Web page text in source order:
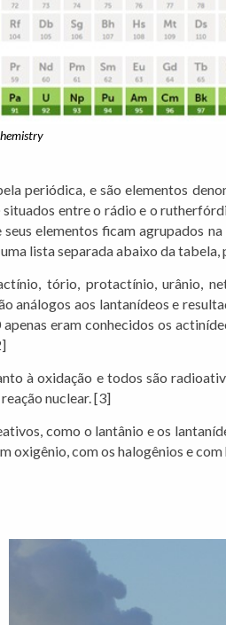
periódica, e são elementos
entre o rádio e o
elementos ficam agrupados
lista separada abaixo da
tório, protactínio, urânio,
análogos aos lantanídeos e
eram conhecidos os
à oxidação e todos são
nuclear. [3]
como o lantânio e os
oxigênio, com os halogênios e